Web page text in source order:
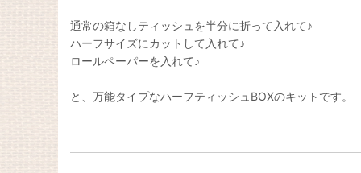
通常の箱なしティッシュを半分に折って入れて♪
ハーフサイズにカットして入れて♪
ロールペーパーを入れて♪
と、万能タイプなハーフティッシュBOXのキットです。